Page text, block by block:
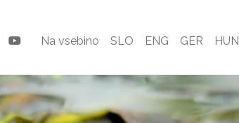
Na vsebino SLO ENG GER HUN